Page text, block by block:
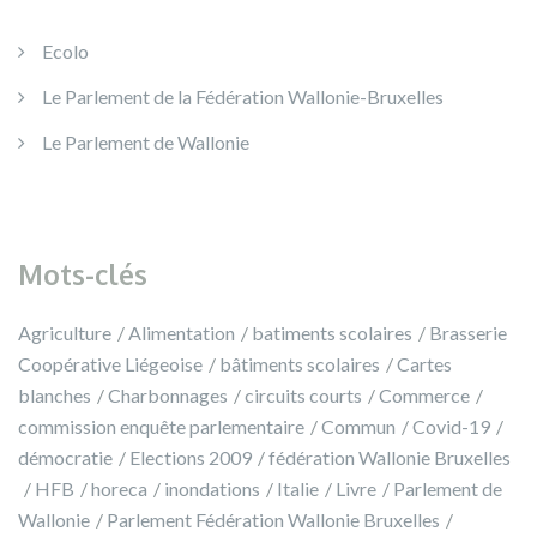
Ecolo
Le Parlement de la Fédération Wallonie-Bruxelles
Le Parlement de Wallonie
Mots-clés
Agriculture Alimentation batiments scolaires
Brasserie
Coopérative Liégeoise
bâtiments scolaires
Cartes
blanches
Charbonnages circuits courts
Commerce
commission enquête parlementaire
Commun
Covid-19
démocratie
Elections 2009
fédération Wallonie Bruxelles
HFB
horeca inondations Italie Livre
Parlement de
Wallonie
Parlement Fédération Wallonie Bruxelles